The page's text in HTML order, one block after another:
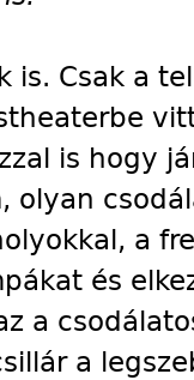
is. Csak a
is hogy
olyan
a
és
a
a